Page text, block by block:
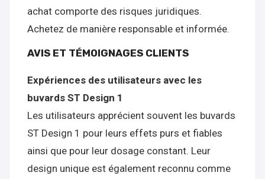
achat comporte des risques juridiques.
Achetez de manière responsable et informée.
AVIS ET TÉMOIGNAGES CLIENTS
Expériences des utilisateurs avec les
buvards ST Design 1
Les utilisateurs apprécient souvent les buvards
ST Design 1 pour leurs effets purs et fiables
ainsi que pour leur dosage constant. Leur
design unique est également reconnu comme